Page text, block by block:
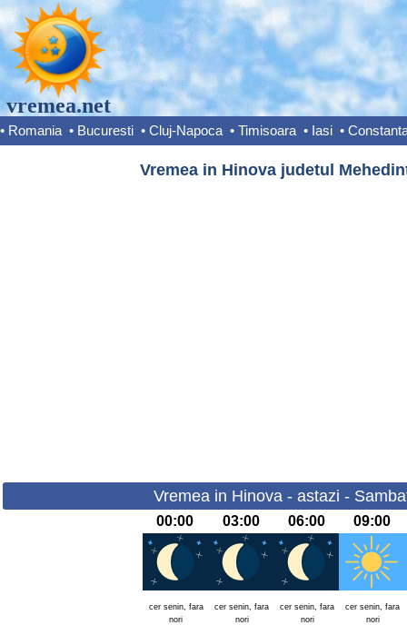
vremea.net
• Romania • Bucuresti • Cluj-Napoca • Timisoara • Iasi •
Vremea in Hinova judetul
Vremea in Hinova - astazi -
00:00 03:00 06:00 09:00
cer senin, fara
nori
cer senin, fara
nori
cer senin, fara
nori
cer senin, fara
nori